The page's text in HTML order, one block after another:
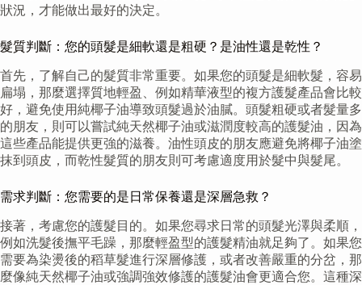
狀況，才能做出最好的決定。
髮質判斷：您的頭髮是細軟還是粗硬？是油性還是乾性？
首先，了解自己的髮質非常重要。如果您的頭髮是細軟髮，容易
扁塌，那麼選擇質地輕盈、例如精華液型的複方護髮產品會比較
好，避免使用純椰子油導致頭髮過於油膩。頭髮粗硬或者髮量多
的朋友，則可以嘗試純天然椰子油或滋潤度較高的護髮油，因為
這些產品能提供更強的滋養。油性頭皮的朋友應避免將椰子油塗
抹到頭皮，而乾性髮質的朋友則可考慮適度用於髮中與髮尾。
需求判斷：您需要的是日常保養還是深層急救？
接著，考慮您的護髮目的。如果您尋求日常的頭髮光澤與柔順，
例如洗髮後撫平毛躁，那麼輕盈型的護髮精油就足夠了。如果您
需要為染燙後的稻草髮進行深層修護，或者改善嚴重的分岔，那
麼像純天然椰子油或強調強效修護的護髮油會更適合您。這種深